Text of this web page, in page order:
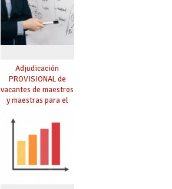
Adjudicación
PROVISIONAL de
vacantes de maestros
y maestras para el